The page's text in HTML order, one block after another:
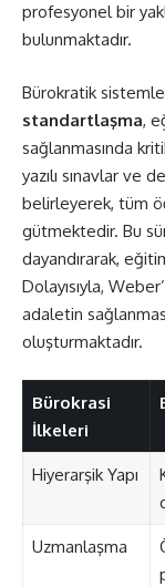
profesyonel bir
bulunmaktadır.
Bürokratik
standartlaşma,
sağlanmasında
yazılı sınavlar ve
belirleyerek, tüm
gütmektedir. Bu
dayandırarak,
Dolayısıyla,
adaletin
oluşturmaktadır.
Bürokrasi
İlkeleri
Hiyerarşik Yapı
Uzmanlaşma